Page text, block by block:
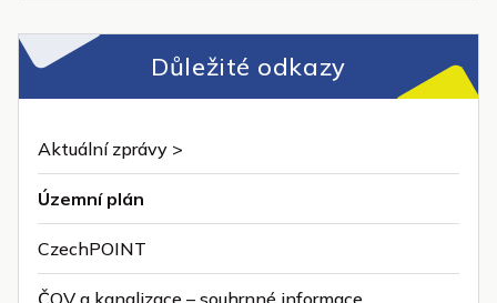
Důležité odkazy
Aktuální zprávy >
Územní plán
CzechPOINT